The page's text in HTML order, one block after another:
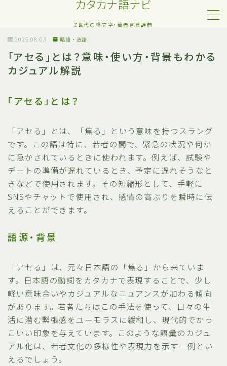
カタカナ語ナビ
Z世代の横文字・若者言葉辞典
MENU
Z世代・若者カタカナ語
ネット・SNS用語
恋愛・人間関係のカタカナ語
日常でよく聞く流行語
略語・造語
2025.08.03 略語・造語
「アセる」とは？意味・使い方・背景もわかる
カジュアル解説
「アセる」とは？
「アセる」とは、「焦る」という意味を持つスラング
です。この語は特に、若者の間で、緊急の状況や何か
に急かされているときに使われます。例えば、試験や
デートの準備が遅れているとき、予定に遅れそうなと
きなどで使用されます。その短縮形として、手軽に
SNSやチャットで使用され、感情の高ぶりを瞬時に伝
えることができます。
語源・背景
「アセる」は、元々日本語の「焦る」から来ていま
す。日本語の動詞をカタカナで表現することで、少し
軽い意味合いやカジュアルなニュアンスが加わる傾向
があります。若者たちはこの手法を使って、日々の生
活に潜む緊張感をユーモラスに緩和し、現代的でかっ
こいい印象を与えています。このような語彙のカジュ
アル化は、若者文化の多様性や表現力を示す一例とい
えるでしょう。